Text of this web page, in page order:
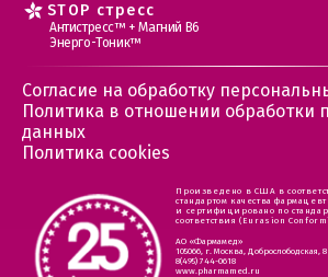
STOP стресс
Антистресс™ + Магний В6
Энерго-Тоник™
Согласие на обработку
Политика в отношении обработки
данных
Политика cookies
Произведено в США в
стандартом качества
и сертифицировано по
соответствия (Eurasion
АО «Фармамед»
105066, г. Москва, Доброслободская, 8
8(495) 744-0618
www.pharmamed.ru